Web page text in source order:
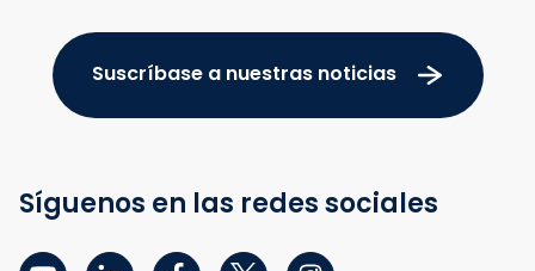
Suscríbase a nuestras noticias
Síguenos en las redes sociales